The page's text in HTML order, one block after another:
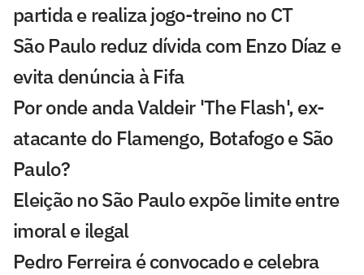
partida e realiza jogo-treino no CT
São Paulo reduz dívida com Enzo Díaz e
evita denúncia à Fifa
Por onde anda Valdeir 'The Flash', ex-
atacante do Flamengo, Botafogo e São
Paulo?
Eleição no São Paulo expõe limite entre
imoral e ilegal
Pedro Ferreira é convocado e celebra